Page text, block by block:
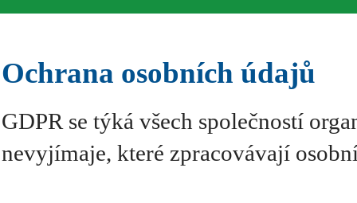
Ochrana osobních údajů
GDPR se týká všech společností
nevyjímaje, které zpracovávají